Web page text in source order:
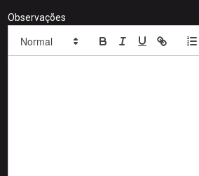
Observações